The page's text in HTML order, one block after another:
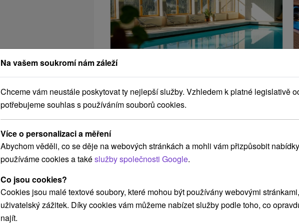
Celoročně ve Vrátné: Místo, kde si
odpočinete tělem i duší
Hotel Boboty★★★Terchová
Moderní ubytování, výborná gastronomie,
wellness, sport i výlety - vše pro váš
Na vašem soukromí nám záleží
Chceme vám neustále poskytovat ty nejlepší služby. Vzhledem k platné legislativě
potřebujeme souhlas s používáním souborů cookies.
Více o personalizaci a měření
Abychom věděli, co se děje na webových stránkách a mohli vám přizpůsobit
používáme cookies a takéslužby společnosti Google.
Co jsou cookies?
Cookies jsou malé textové soubory, které mohou být používány webovými
uživatelský zážitek. Díky cookies vám můžeme nabízet služby podle toho, co
najít.